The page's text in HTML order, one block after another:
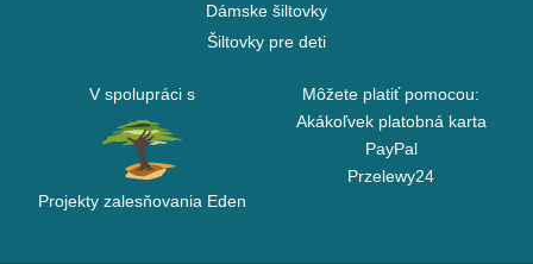
Dámske šiltovky
Šiltovky pre deti
V spolupráci s
Projekty zalesňovania Eden
Môžete platiť pomocou:
Akákoľvek platobná karta
PayPal
Przelewy24